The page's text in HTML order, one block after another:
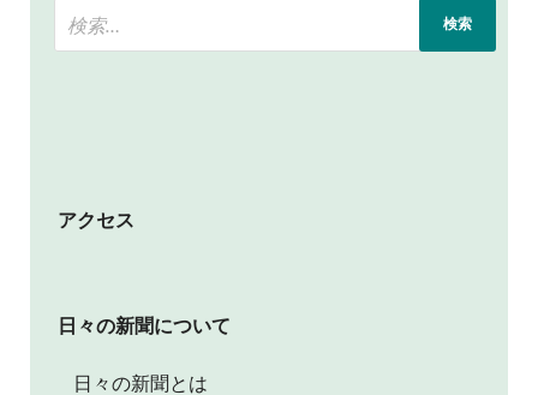
アクセス
日々の新聞について
日々の新聞とは